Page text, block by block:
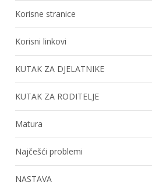
Korisne stranice
Korisni linkovi
KUTAK ZA DJELATNIKE
KUTAK ZA RODITELJE
Matura
Najčešći problemi
NASTAVA